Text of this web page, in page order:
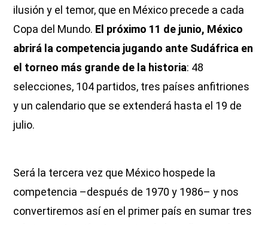
ilusión y el temor, que en México precede a cada
Copa del Mundo. El próximo 11 de junio, México
abrirá la competencia jugando ante Sudáfrica en
el torneo más grande de la historia: 48
selecciones, 104 partidos, tres países anfitriones
y un calendario que se extenderá hasta el 19 de
julio.
Será la tercera vez que México hospede la
competencia –después de 1970 y 1986– y nos
convertiremos así en el primer país en sumar tres